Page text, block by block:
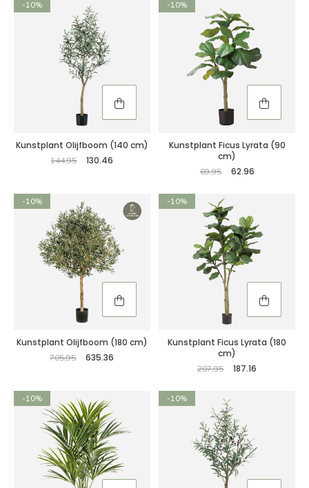
-10%
Kunstplant Olijfboom (140 cm)
144,95 130.46
-10%
Kunstplant Ficus Lyrata (90
cm)
69,95 62.96
-10%
Kunstplant Olijfboom (180 cm)
705,95 635.36
-10%
Kunstplant Ficus Lyrata (180
cm)
207,95 187.16
-10% -10%